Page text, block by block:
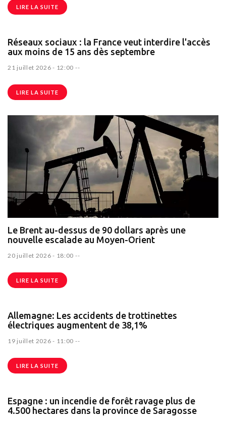
LIRE LA SUITE
Réseaux sociaux : la France veut interdire l'accès
aux moins de 15 ans dès septembre
21 juillet 2026 - 12:00 --
LIRE LA SUITE
Le Brent au-dessus de 90 dollars après une
nouvelle escalade au Moyen-Orient
20 juillet 2026 - 18:00 --
LIRE LA SUITE
Allemagne: Les accidents de trottinettes
électriques augmentent de 38,1%
19 juillet 2026 - 11:00 --
LIRE LA SUITE
Espagne : un incendie de forêt ravage plus de
4.500 hectares dans la province de Saragosse